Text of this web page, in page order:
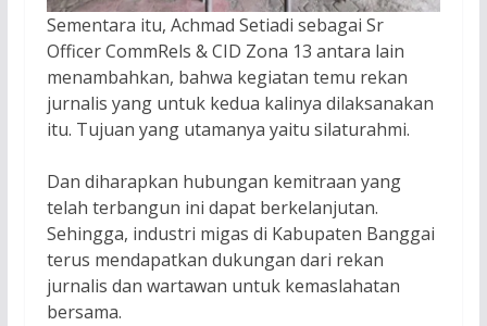
Sementara itu, Achmad Setiadi sebagai Sr
Officer CommRels & CID Zona 13 antara lain
menambahkan, bahwa kegiatan temu rekan
jurnalis yang untuk kedua kalinya dilaksanakan
itu. Tujuan yang utamanya yaitu silaturahmi.
Dan diharapkan hubungan kemitraan yang
telah terbangun ini dapat berkelanjutan.
Sehingga, industri migas di Kabupaten Banggai
terus mendapatkan dukungan dari rekan
jurnalis dan wartawan untuk kemaslahatan
bersama.